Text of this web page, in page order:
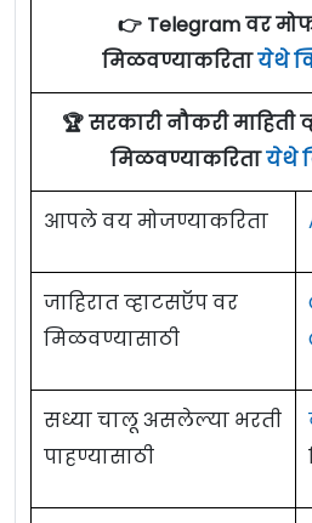
👉 Telegram वर
मिळवण्याकरितायेथे
🏆 सरकारी नौकरी माहिती
मिळवण्याकरितायेथे
आपले वय मोजण्याकरिता
जाहिरात व्हाटसऍप वर
मिळवण्यासाठी
सध्या चालू असलेल्या भरती
पाहण्यासाठी